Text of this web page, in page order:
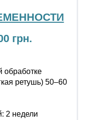
грн.
обработке
ретушь) 50–60
2 недели